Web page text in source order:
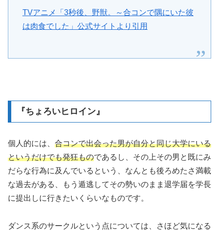
TVアニメ「3秒後、野獣。～合コンで隅にいた彼
は肉食でした」公式サイトより引用
『ちょろいヒロイン』
個人的には、 合コンで出会った男が自分と同じ大学にいる
というだけでも発狂ものであるし、その上その男と既にみ
だらな行為に及んでいるという、なんとも後ろめたさ満載
な過去がある、もう遁逃してその勢いのまま退学届を学長
に提出しに行きたいくらいなものです。
ダンス系のサークルという点については、さほど気になる